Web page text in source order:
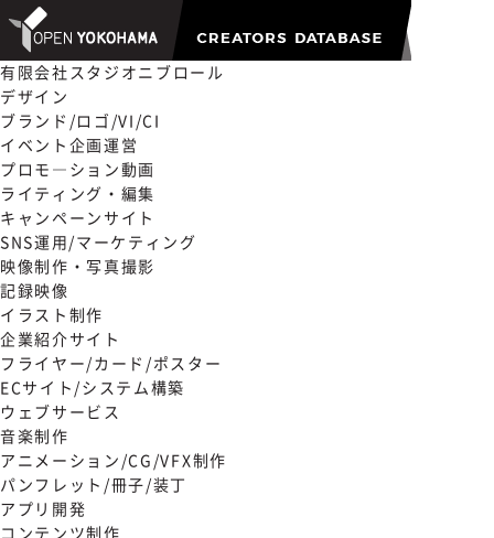
有限会社スタジオニブロール
デザイン
ブランド/ロゴ/VI/CI
イベント企画運営
プロモ―ション動画
ライティング・編集
キャンペーンサイト
SNS運用/マーケティング
映像制作・写真撮影
記録映像
イラスト制作
企業紹介サイト
フライヤー/カード/ポスター
ECサイト/システム構築
ウェブサービス
音楽制作
アニメーション/CG/VFX制作
パンフレット/冊子/装丁
アプリ開発
コンテンツ制作